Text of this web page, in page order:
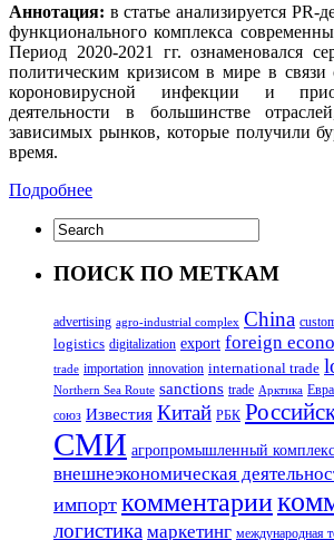
Аннотация: в статье анализируется PR-
функционального комплекса
Период 2020-2021 гг. ознаменовался
политическим кризисом в мире в связи
короновирусной инфекции и
деятельности в большинстве
зависимых рынков, которые получили
время.
Подробнее
ПОИСК ПО МЕТКАМ
advertising agro-industrial complex China
logistics digitalization export foreign
trade importation innovation international trade
Northern Sea Route sanctions trade Арктика
союз Известия Китай РБК
СМИ агропромышленный комплекс
внешнеэкономическая
импорт комментарии
логистика маркетинг международная